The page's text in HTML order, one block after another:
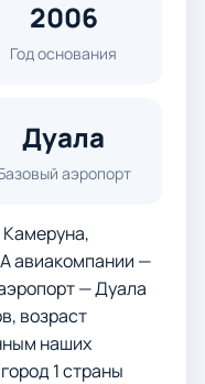
2006
Год основания
Дуала
аэропорт
авиакомпании —
— Дуала
возраст
наших
1 страны